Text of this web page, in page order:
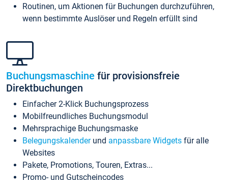
Routinen, um Aktionen für Buchungen durchzuführen,
wenn bestimmte Auslöser und Regeln erfüllt sind
Buchungsmaschine für provisionsfreie
Direktbuchungen
Einfacher 2-Klick Buchungsprozess
Mobilfreundliches Buchungsmodul
Mehrsprachige Buchungsmaske
Belegungskalenderund anpassbare Widgets für alle
Websites
Pakete, Promotions, Touren, Extras...
Promo- und Gutscheincodes